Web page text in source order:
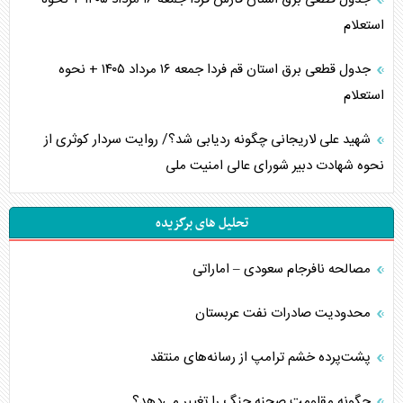
استعلام
جدول قطعی برق استان قم فردا جمعه ۱۶ مرداد ۱۴۰۵ + نحوه
استعلام
شهید علی لاریجانی چگونه ردیابی شد؟/ روایت سردار کوثری از
نحوه شهادت دبیر شورای عالی امنیت ملی
تحلیل های برگزیده
مصالحه نافرجام سعودی – اماراتی
محدودیت صادرات نفت عربستان
پشت‌پرده خشم ترامپ از رسانه‌های منتقد